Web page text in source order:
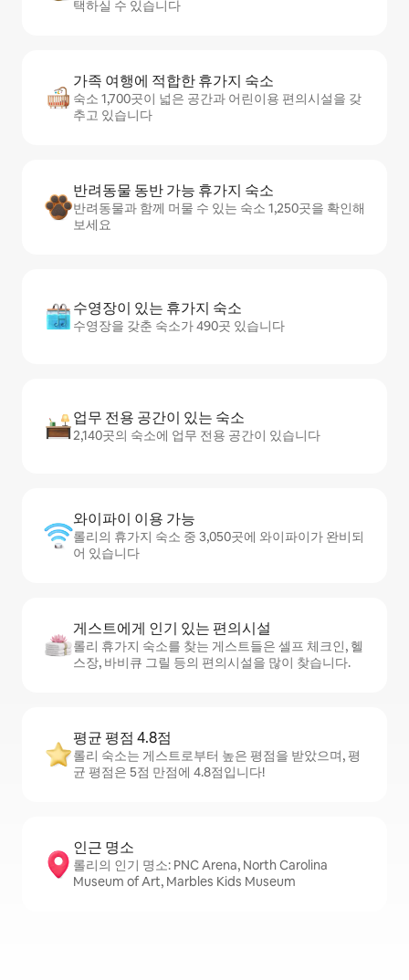
택하실 수 있습니다
가족 여행에 적합한 휴가지 숙소
숙소 1,700곳이 넓은 공간과 어린이용 편의시설을 갖
추고 있습니다
반려동물 동반 가능 휴가지 숙소
반려동물과 함께 머물 수 있는 숙소 1,250곳을 확인해
보세요
수영장이 있는 휴가지 숙소
수영장을 갖춘 숙소가 490곳 있습니다
업무 전용 공간이 있는 숙소
2,140곳의 숙소에 업무 전용 공간이 있습니다
와이파이 이용 가능
롤리의 휴가지 숙소 중 3,050곳에 와이파이가 완비되
어 있습니다
게스트에게 인기 있는 편의시설
롤리 휴가지 숙소를 찾는 게스트들은 셀프 체크인, 헬
스장, 바비큐 그릴 등의 편의시설을 많이 찾습니다.
평균 평점 4.8점
롤리 숙소는 게스트로부터 높은 평점을 받았으며, 평
균 평점은 5점 만점에 4.8점입니다!
인근 명소
롤리의 인기 명소: PNC Arena, North Carolina
Museum of Art, Marbles Kids Museum